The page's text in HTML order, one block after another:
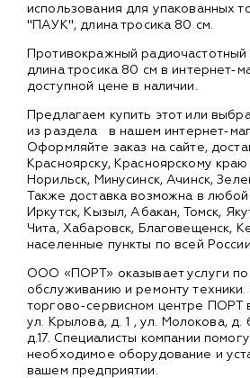
использования для упакованных
"ПАУК", длина тросика 80 см.
Противокражный радиочастотный
длина тросика 80 см в интернет-
доступной цене в наличии.
Предлагаем купить этот или
из раздела
в нашем интернет-
Оформляйте заказ на сайте,
Красноярску, Красноярскому
Норильск, Минусинск, Ачинск,
Также доставка возможна в
Иркутск, Кызыл, Абакан, Томск,
Чита, Хабаровск, Благовещенск,
населенные пункты по всей
ООО «ПОРТ» оказывает услуги по
обслуживанию и ремонту
торгово-сервисном центре ПОРТ
ул. Крылова, д. 1 , ул. Молокова, д.
д.17. Специалисты компании
необходимое оборудование и
вашем предприятии.